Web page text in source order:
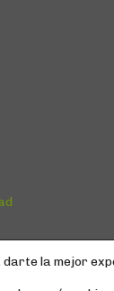
la mejor